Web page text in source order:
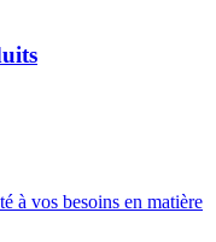
à vos besoins en matière